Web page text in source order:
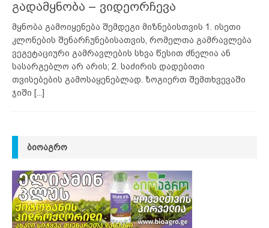
გადამყნობა – ვიდეორჩევა
მყნობა გამოიყენება შემდეგი მიზნებისთვის 1. ისეთი
კლონების შენარჩუნებისათვის, რომელთა გამრავლება
ვეგეტაციური გამრავლების სხვა წესით ძნელია ან
სასარგებლო არ არის; 2. საძირის დადებითი
თვისებების გამოსაყენებლად. ზოგიერთ შემთხვევაში
ჯიში [...]
ᲑᲘᲝᲐᲒᲠᲝ